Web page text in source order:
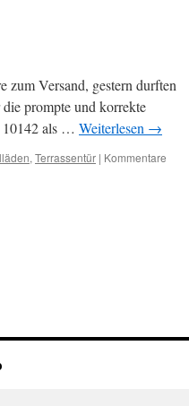
zum Versand, gestern durften
prompte und korrekte
10142 als … Weiterlesen →
, Terrassentür | Kommentare